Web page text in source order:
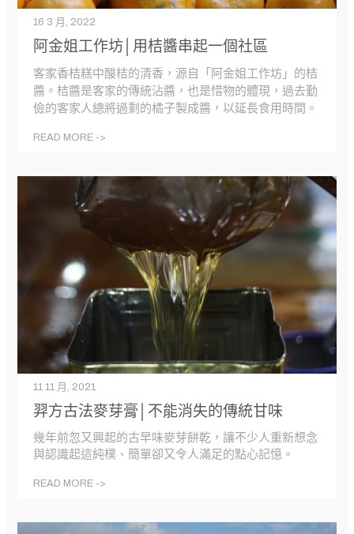
阿金姐工作坊│用桔醬串起一個社區
16 3 月, 2022
客家香桔糕中酸桔的清香，源自「阿金姐工作坊」的桔
醬。桔醬是客家的傳統沾醬，也是惜物的體現，過去勤
儉的客家人總將過剩的橘子製成醬，以延長食用時間。
READ MORE ->
羿方古法麥芽膏│不能消失的傳統甘味
11 11 月, 2021
幾年前忽又興起的古早味麥芽餅乾，讓不少人重新想念
與認識起這純樸、簡單卻又令人滿足的點心記憶。
READ MORE ->